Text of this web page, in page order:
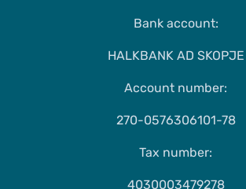
Bank account:
HALKBANK AD SKOPJE
Account number:
270-0576306101-78
Tax number:
4030003479278